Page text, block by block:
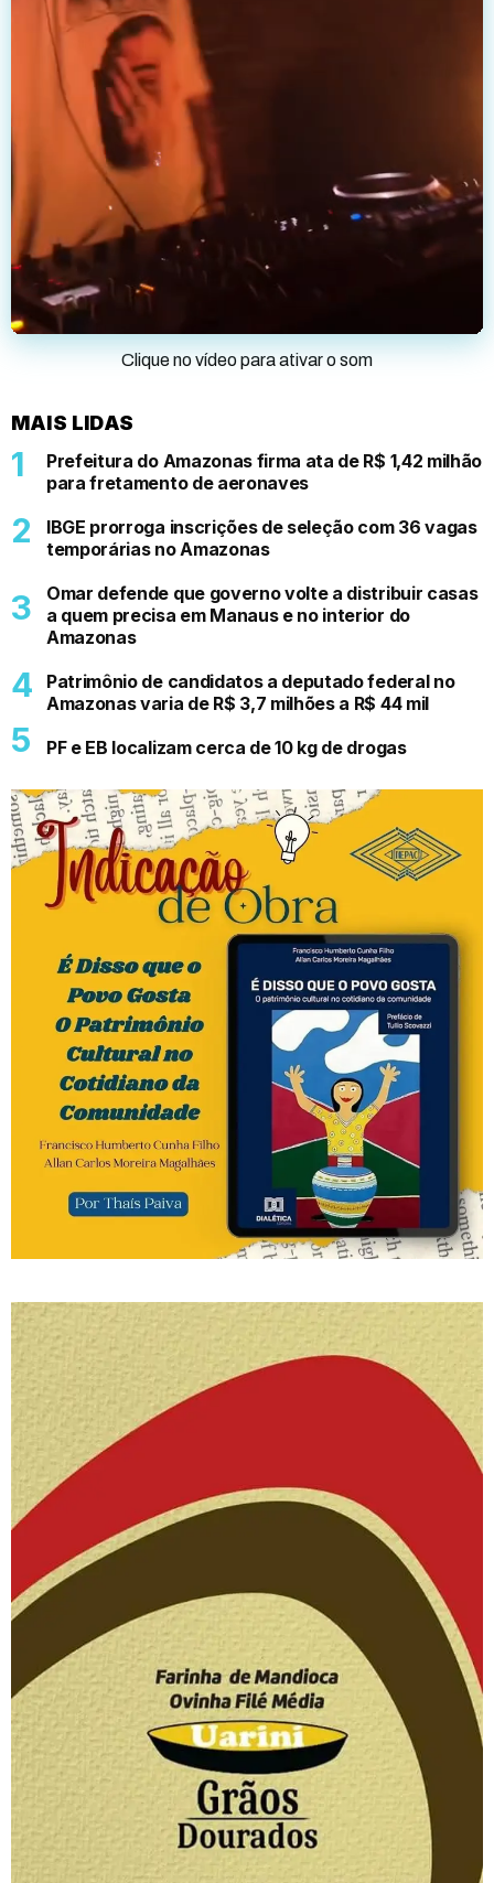
Clique no vídeo para ativar o som
MAIS LIDAS
Prefeitura do Amazonas firma ata de R$ 1,42 milhão
para fretamento de aeronaves
IBGE prorroga inscrições de seleção com 36 vagas
temporárias no Amazonas
Omar defende que governo volte a distribuir casas
a quem precisa em Manaus e no interior do
Amazonas
Patrimônio de candidatos a deputado federal no
Amazonas varia de R$ 3,7 milhões a R$ 44 mil
PF e EB localizam cerca de 10 kg de drogas